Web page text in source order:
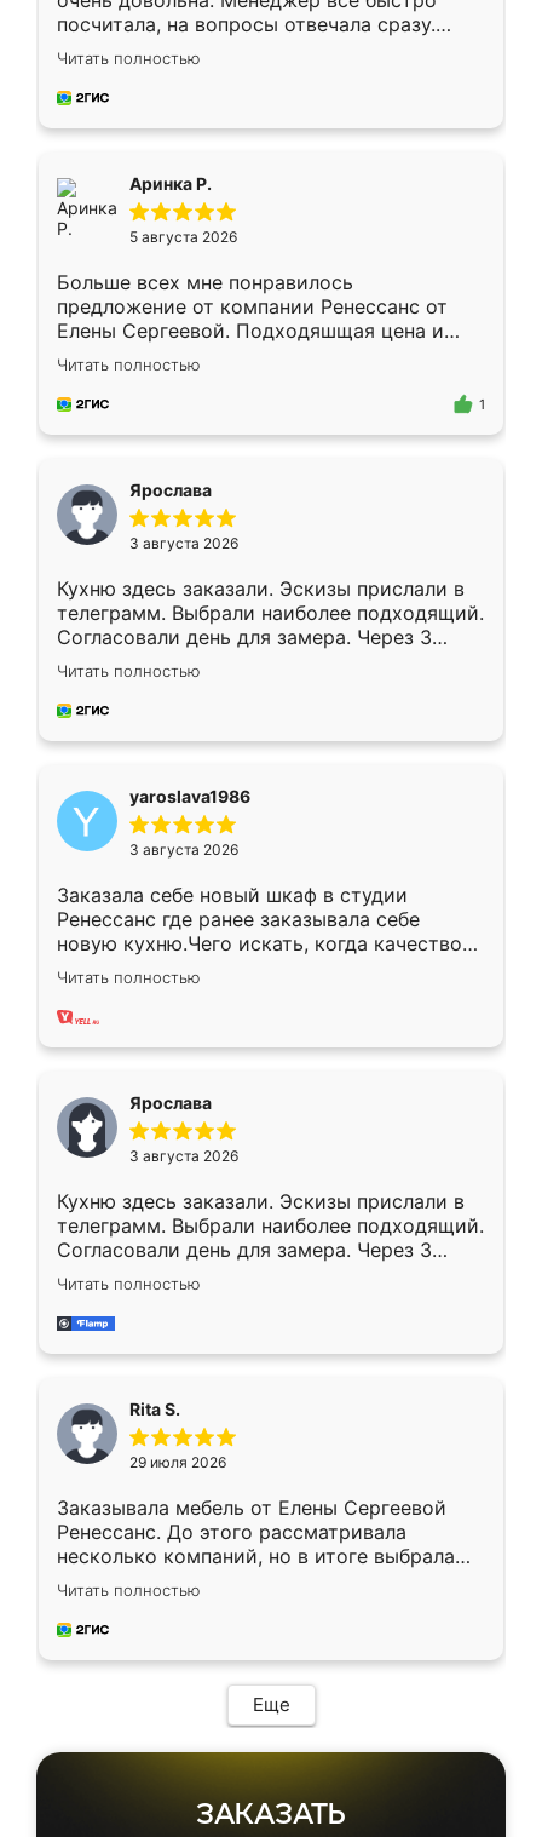
посчитала, на вопросы отвечала сразу.
Замерщик приехал в субботу, подошёл к
делу со всей ответственностью. Собрали
за день, ребята работали аккуратно, даже
Читать полностью
Аринка Р.
5 августа 2026
Больше всех мне понравилось
предложение от компании Ренессанс от
Елены Сергеевой. Подходяшщая цена и
короткие сроки изготовления. Приехавший
для замера сотрудник Владислав
предложил по моему эскизу самый
Читать полностью
1
Ярослава
3 августа 2026
Кухню здесь заказали. Эскизы прислали в
телеграмм. Выбрали наиболее подходящий.
Согласовали день для замера. Через 3
недели кухня была уже готова. Остались
довольны работой. Спасибо Ренессанс
мебель за качественную работу!
Читать полностью
yaroslava1986
3 августа 2026
Заказала себе новый шкаф в студии
Ренессанс где ранее заказывала себе
новую кухню.Чего искать, когда качеством
вполне довольна. Служит кухня уже почти
два года, нареканий нет.
Читать полностью
Ярослава
3 августа 2026
Кухню здесь заказали. Эскизы прислали в
телеграмм. Выбрали наиболее подходящий.
Согласовали день для замера. Через 3
недели кухня была уже готова. Остались
довольны работой. Спасибо Ренессанс
мебель за качественную работу!
Читать полностью
Rita S.
29 июля 2026
Заказывала мебель от Елены Сергеевой
Ренессанс. До этого рассматривала
несколько компаний, но в итоге выбрала
эту. Сначала обговорили условия, потом
приехал замерщик, всё спокойно объяснил
и снял размеры. Изготовили в срок, с
мебель сразу встала на свое место без
каких-либо доработок. Качеством осталась
довольна, все выглядит так, как и ожидала.
Читать полностью
Еще
ЗАКАЗАТЬ